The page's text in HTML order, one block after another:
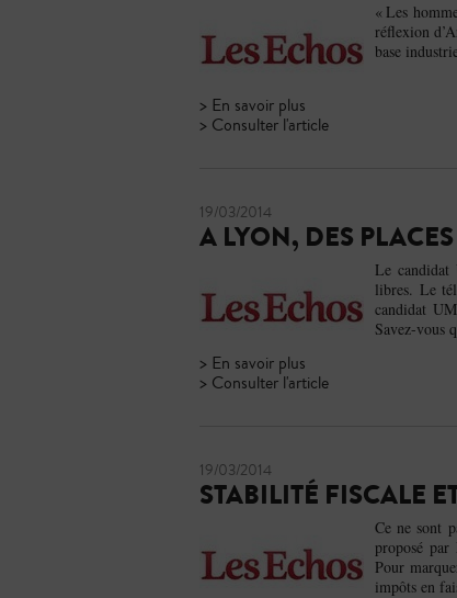
« Les
réflexion
base
> En savoir plus
> Consulter l'article
19/03/2014
A LYON, DES
Le candidat
libres. Le
candidat
Savez-vous
> En savoir plus
> Consulter l'article
19/03/2014
STABILITÉ FISCALE
Ce ne sont
proposé
Pour
impôts en